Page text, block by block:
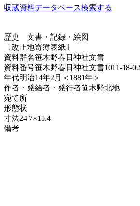
収蔵資料データベース検索する
歴史
文書・記録・絵図
〔改正地寄簿表紙〕
資料群名笹木野春日神社文書
資料番号笹木野春日神社文書1011-18-02
年代明治14年2月＜1881年＞
作者・発給者・発行者笹木野北地
宛て所
形態状
寸法24.7×15.4
備考